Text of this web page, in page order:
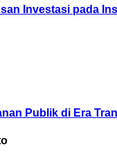
Investasi pada
Publik di Era